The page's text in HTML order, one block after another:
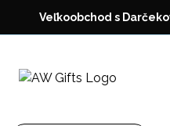
Veľkoobchod s